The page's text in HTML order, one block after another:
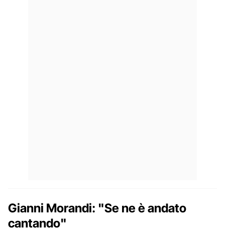
Gianni Morandi: "Se ne è andato
cantando"